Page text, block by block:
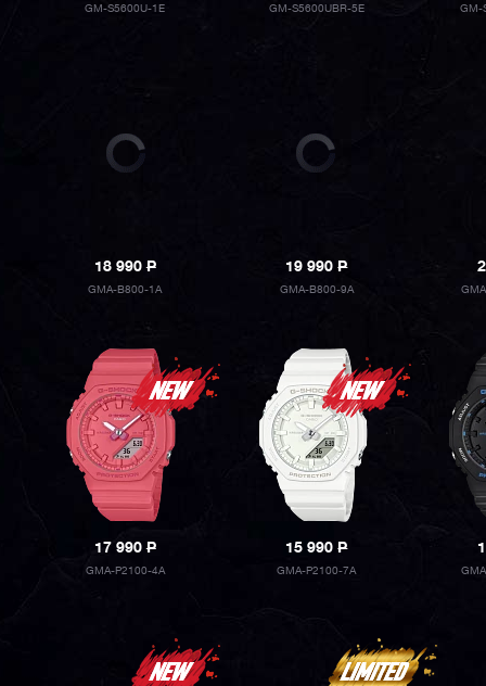
GM-S5600U-1E GM-S5600UBR-5E GM-
18 990P
GMA-B800-1A
19 990P
GMA-B800-9A
17 990P
GMA-P2100-4A
15 990P
GMA-P2100-7A